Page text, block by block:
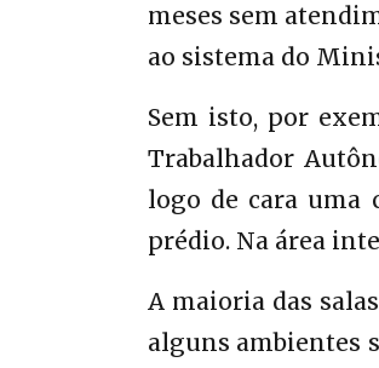
meses sem
ao sistema do
Sem isto, por
Trabalhador
logo de cara uma
prédio. Na área
A maioria das
alguns ambientes